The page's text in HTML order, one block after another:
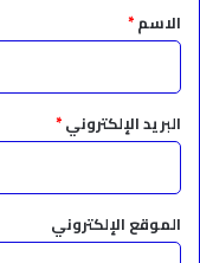
*الاسم*
البريد الإلكتروني*
الموقع الإلكتروني